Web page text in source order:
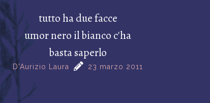
tutto ha due facce
umor nero il bianco c'ha
basta saperlo
D'Aurizio Laura 23 marzo 2011